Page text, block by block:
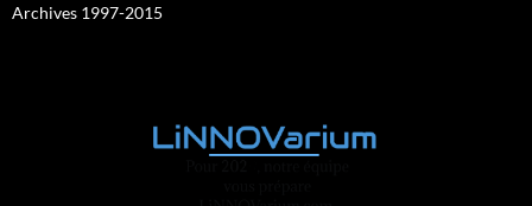
Archives 1997-2015